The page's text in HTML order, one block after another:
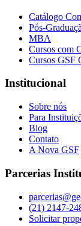
Catálogo
Pós-
MBA
Cursos com
Cursos GSF
Institucional
Sobre nós
Para
Blog
Contato
A Nova GSF
Parcerias
(21) 2147-
Solicitar